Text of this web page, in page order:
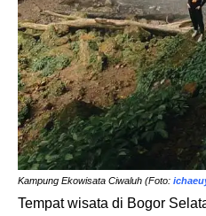
Kampung Ekowisata Ciwaluh (Foto:
Tempat wisata di Bogor